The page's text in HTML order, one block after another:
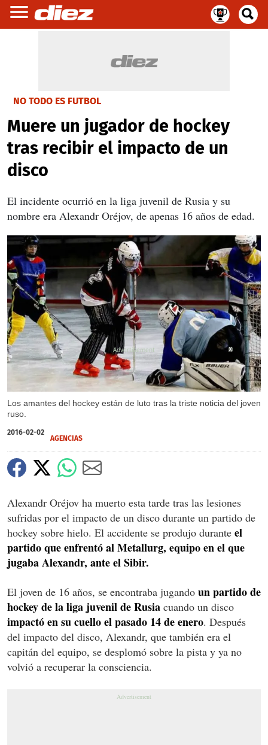
NO TODO ES FUTBOL
Muere un jugador de hockey
tras recibir el impacto de un
disco
El incidente ocurrió en la liga juvenil de Rusia y su
nombre era Alexandr Oréjov, de apenas 16 años de edad.
Los amantes del hockey están de luto tras la triste noticia del joven
ruso.
X
2016-02-02
AGENCIAS
Alexandr Oréjov ha muerto esta tarde tras las lesiones
sufridas por el impacto de un disco durante un partido de
hockey sobre hielo. El accidente se produjo durante el
partido que enfrentó al Metallurg, equipo en el que
jugaba Alexandr, ante el Sibir.
El joven de 16 años, se encontraba jugando un partido de
hockey de la liga juvenil de Rusia cuando un disco
impactó en su cuello el pasado 14 de enero. Después
del impacto del disco, Alexandr, que también era el
capitán del equipo, se desplomó sobre la pista y ya no
volvió a recuperar la consciencia.